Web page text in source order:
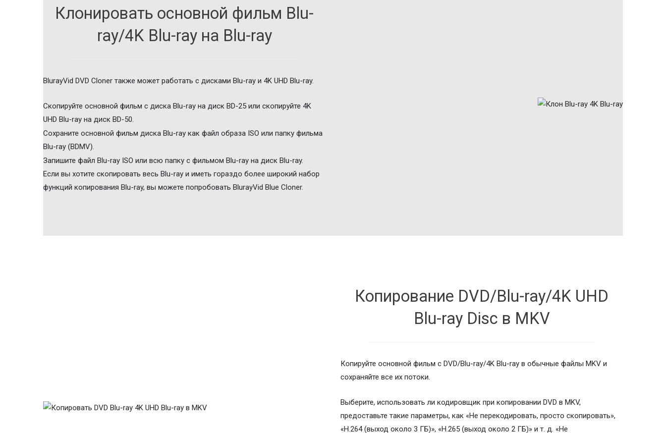
Клонировать основной фильм Blu-
ray/4K Blu-ray на Blu-ray
BlurayVid DVD Cloner также может работать с дисками Blu-ray и 4K UHD Blu-ray.
Скопируйте основной фильм с диска Blu-ray на диск BD-25 или скопируйте 4K
UHD Blu-ray на диск BD-50.
Сохраните основной фильм диска Blu-ray как файл образа ISO или папку фильма
Blu-ray (BDMV).
Запишите файл Blu-ray ISO или всю папку с фильмом Blu-ray на диск Blu-ray.
Если вы хотите скопировать весь Blu-ray и иметь гораздо более широкий набор
функций копирования Blu-ray, вы можете попробовать BlurayVid Blue Cloner.
Копирование DVD/Blu-ray/4K UHD
Blu-ray Disc в MKV
Копируйте основной фильм с DVD/Blu-ray/4K Blu-ray в обычные файлы MKV и
сохраняйте все их потоки.
Выберите, использовать ли кодировщик при копировании DVD в MKV,
предоставьте такие параметры, как «Не перекодировать, просто скопировать»,
«H.264 (выход около 3 ГБ)», «H.265 (выход около 2 ГБ)» и т. д. «Не